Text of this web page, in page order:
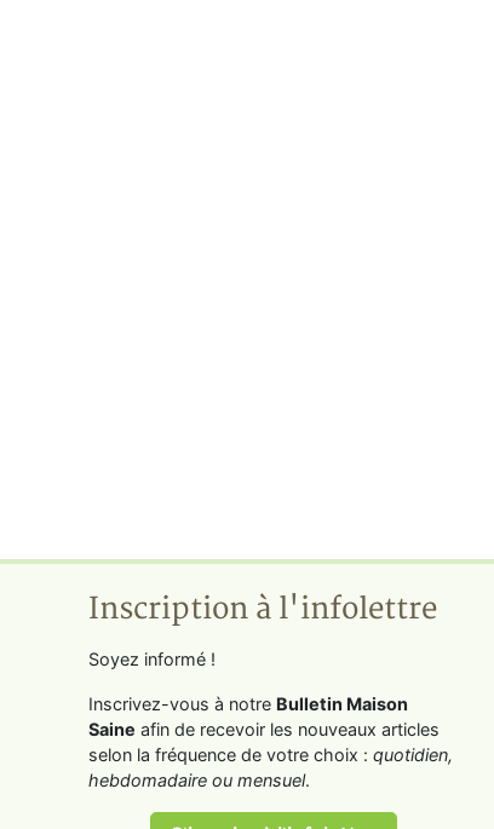
Inscription à l'infolettre
Soyez informé !
Inscrivez-vous à notre Bulletin Maison
Saine afin de recevoir les nouveaux articles
selon la fréquence de votre choix : quotidien,
hebdomadaire ou mensuel.